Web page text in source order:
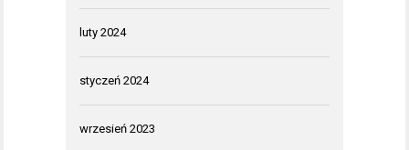
luty 2024
styczeń 2024
wrzesień 2023